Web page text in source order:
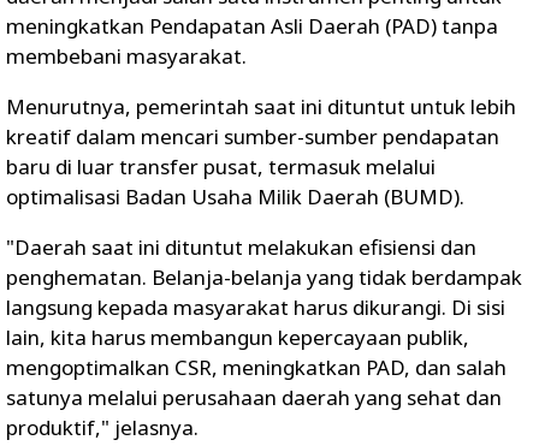
meningkatkan Pendapatan Asli Daerah (PAD) tanpa
membebani masyarakat.
Menurutnya, pemerintah saat ini dituntut untuk lebih
kreatif dalam mencari sumber-sumber pendapatan
baru di luar transfer pusat, termasuk melalui
optimalisasi Badan Usaha Milik Daerah (BUMD).
"Daerah saat ini dituntut melakukan efisiensi dan
penghematan. Belanja-belanja yang tidak berdampak
langsung kepada masyarakat harus dikurangi. Di sisi
lain, kita harus membangun kepercayaan publik,
mengoptimalkan CSR, meningkatkan PAD, dan salah
satunya melalui perusahaan daerah yang sehat dan
produktif," jelasnya.